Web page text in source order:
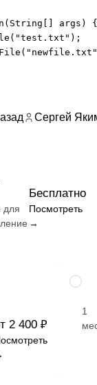
args) {
Сергей
для
Бесплатно
Посмотреть
→
2 400 ₽
1